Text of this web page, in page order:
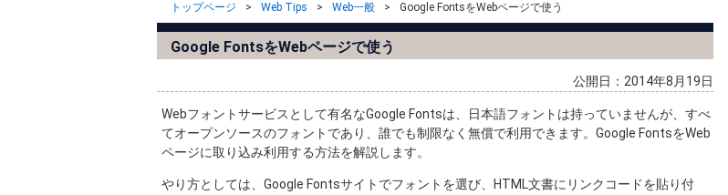
トップページ Web Tips Web一般 Google FontsをWebページで使う
Google FontsをWebページで使う
公開日：2014年8月19日
Webフォントサービスとして有名なGoogle Fontsは、日本語フォントは持っていませんが、すべ
てオープンソースのフォントであり、誰でも制限なく無償で利用できます。Google FontsをWeb
ページに取り込み利用する方法を解説します。
やり方としては、Google Fontsサイトでフォントを選び、HTML文書にリンクコードを貼り付